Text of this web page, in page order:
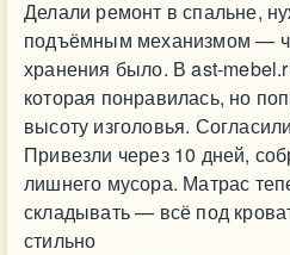
Делали ремонт в спальне,
подъёмным механизмом —
хранения было. В ast-
которая понравилась, но
высоту изголовья.
Привезли через 10 дней,
лишнего мусора. Матрас
складывать — всё под
стильно